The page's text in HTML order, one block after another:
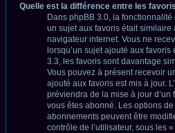
Quelle est la différence entre les
Dans phpBB 3.0, la fonctionnalité
un sujet aux favoris était similaire
navigateur internet. Vous ne
lorsqu’un sujet ajouté aux favoris
3.3, les favoris sont davantage
Vous pouvez à présent recevoir
ajouté aux favoris est mis à jour.
préviendra de la mise à jour d’un
vous êtes abonné. Les options
abonnements peuvent être
contrôle de l’utilisateur, sous les